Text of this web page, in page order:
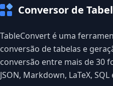
Conversor de
TableConvert é uma
conversão de tabelas e
conversão entre mais de 30
JSON, Markdown, LaTeX, SQL